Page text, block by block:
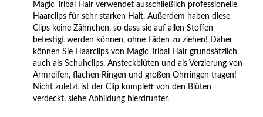
Magic Tribal Hair verwendet ausschließlich professionelle
Haarclips für sehr starken Halt. Außerdem haben diese
Clips keine Zähnchen, so dass sie auf allen Stoffen
befestigt werden können, ohne Fäden zu ziehen! Daher
können Sie Haarclips von Magic Tribal Hair grundsätzlich
auch als Schuhclips, Ansteckblüten und als Verzierung von
Armreifen, flachen Ringen und großen Ohrringen tragen!
Nicht zuletzt ist der Clip komplett von den Blüten
verdeckt, siehe Abbildung hierdrunter.